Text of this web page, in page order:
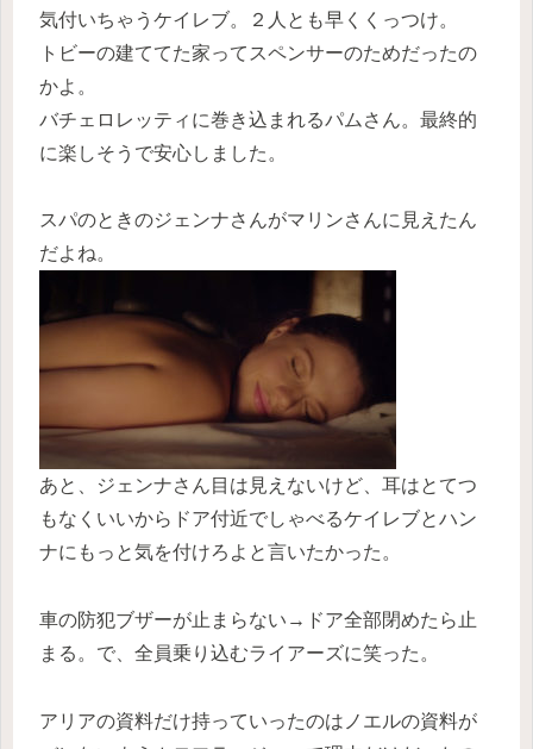
気付いちゃうケイレブ。２人とも早くくっつけ。
トビーの建ててた家ってスペンサーのためだったの
かよ。
バチェロレッティに巻き込まれるパムさん。最終的
に楽しそうで安心しました。
スパのときのジェンナさんがマリンさんに見えたん
だよね。
あと、ジェンナさん目は見えないけど、耳はとてつ
もなくいいからドア付近でしゃべるケイレブとハン
ナにもっと気を付けろよと言いたかった。
車の防犯ブザーが止まらない→ドア全部閉めたら止
まる。で、全員乗り込むライアーズに笑った。
アリアの資料だけ持っていったのはノエルの資料が